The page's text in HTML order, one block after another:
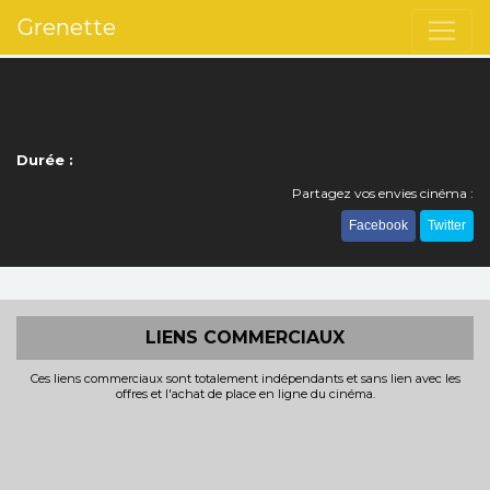
Grenette
Durée :
Partagez vos envies cinéma :
Facebook Twitter
LIENS COMMERCIAUX
Ces liens commerciaux sont totalement indépendants et sans lien avec les
offres et l'achat de place en ligne du cinéma.